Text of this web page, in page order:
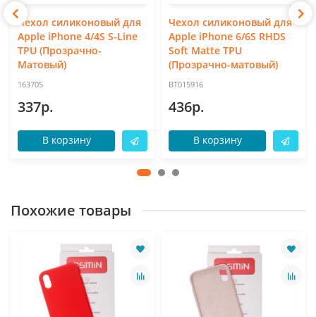
Чехол силиконовый для
Apple iPhone 4/4S S-Line
TPU (Прозрачно-
Матовый)
163705
337р.
В корзину
Чехол силиконовый для
Apple iPhone 6/6S RHDS
Soft Matte TPU
(Прозрачно-матовый)
BT015916
436р.
В корзину
Похожие товары